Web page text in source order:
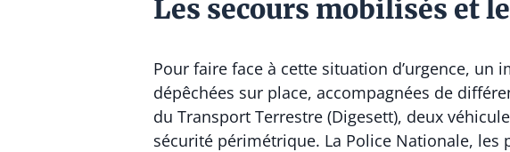
Les secours mobilisés et
Pour faire face à cette situation d’urgence,
dépêchées sur place, accompagnées de
du Transport Terrestre (Digesett), deux
sécurité périmétrique. La Police Nationale,